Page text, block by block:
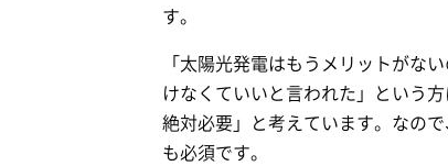
す。
「太陽光発電はもうメリットがな
けなくていいと言われた」という
絶対必要」と考えています。なの
も必須です。